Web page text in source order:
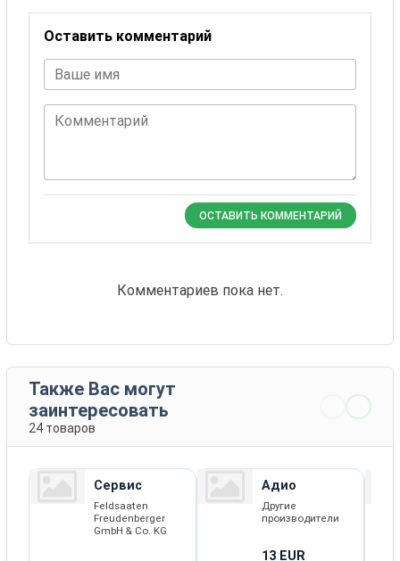
Оставить комментарий
Ваше имя
Комментарий
ОСТАВИТЬ КОММЕНТАРИЙ
Комментариев пока нет.
Также Вас могут
заинтересовать
24 товаров
Сервис
Feldsaaten
Freudenberger
GmbH & Co. KG
Адио
Другие
производители
13 EUR